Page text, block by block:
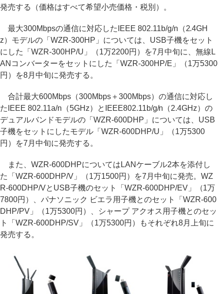
発売する（価格はすべて希望小売価格・税別）。
最大300Mbpsの通信に対応したIEEE 802.11b/g/n（2.4GH
z）モデルの「WZR-300HP」については、USB子機をセット
にした「WZR-300HP/U」（1万2200円）を7月中旬に、無線L
ANコンバーターをセットにした「WZR-300HP/E」（1万5300
円）を8月中旬に発売する。
合計最大600Mbps（300Mbps＋300Mbps）の通信に対応し
たIEEE 802.11a/n（5GHz）とIEEE802.11b/g/n（2.4GHz）の
デュアルバンドモデルの「WZR-600DHP」については、USB
子機をセットにしたモデル「WZR-600DHP/U」（1万5300
円）を7月中旬に発売する。
また、WZR-600DHPについてはLANケーブル2本を添付し
た「WZR-600DHP/V」（1万1500円）を7月中旬に発売。WZ
R-600DHP/VとUSB子機のセット「WZR-600DHP/EV」（1万
7800円）、パナソニック ビエラ用子機とのセット「WZR-600
DHP/PV」（1万5300円）、シャープ アクオス用子機とのセッ
ト「WZR-600DHP/SV」（1万5300円）もそれぞれ8月上旬に
発売する。